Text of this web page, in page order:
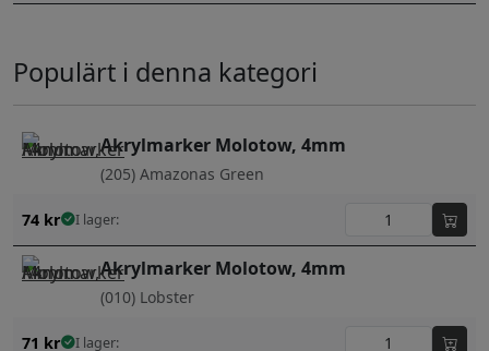
Populärt i denna kategori
Akrylmarker Molotow, 4mm
(205) Amazonas Green
74 kr I lager:
Akrylmarker Molotow, 4mm
(010) Lobster
71 kr I lager: